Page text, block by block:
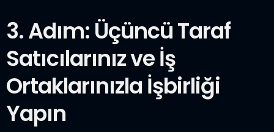
3. Adım: Üçüncü Taraf
Satıcılarınız ve İş
Ortaklarınızla İşbirliği
Yapın